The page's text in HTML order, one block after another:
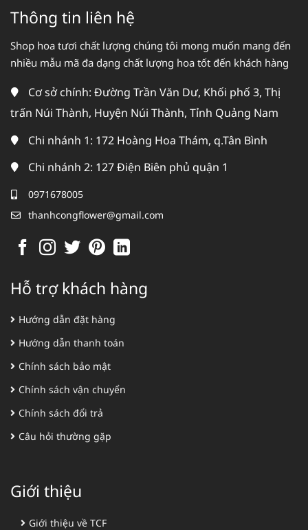
Thông tin liên hệ
Shop hoa tươi chất lượng chúng tôi mong muốn mang đến
nhiều mẫu mã đa dạng chất lượng hoa tốt đến khách hàng
Cơ sở chính: Đường Trần Văn Dư, Khối phố 3, Thị
trấn Núi Thành, Huyện Núi Thành, Tỉnh Quảng Nam
Chi nhánh 1: 172 Hoàng Hoa Thám, q.Tân Bình
Chi nhánh 2: 127 Điện Biên phủ quận 1
0971678005
thanhcongflower@gmail.com
Hỗ trợ khách hàng
Hướng dẫn đặt hàng
Hướng dẫn thanh toán
Chính sách bảo mật
Chính sách vận chuyển
Chính sách đổi trả
Câu hỏi thường gặp
Giới thiệu
Giới thiệu về TCF